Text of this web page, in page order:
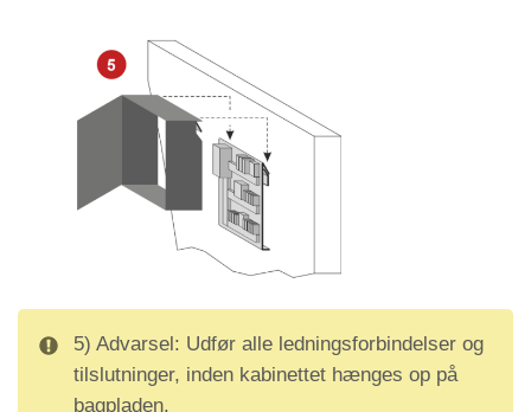
5) Advarsel: Udfør alle ledningsforbindelser og
tilslutninger, inden kabinettet hænges op på
bagpladen.